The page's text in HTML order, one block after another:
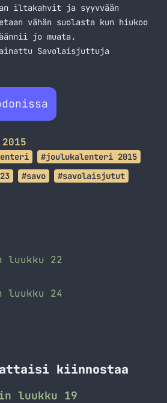
iltakahvit ja syyvvään
vähän suolasta kun hiukoo
jo muata.
Savolaisjuttuja
2015
#joulukalenteri 2015
#savo #savolaisjutut
luukku 22
luukku 24
kiinnostaa
luukku 19